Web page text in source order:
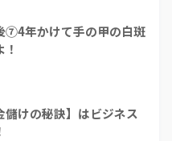
⑦4年かけて手の甲の白斑
儲けの秘訣】はビジネス